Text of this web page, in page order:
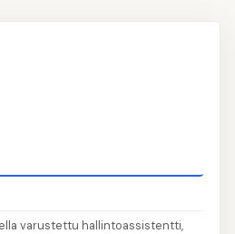
varustettu hallintoassistentti,